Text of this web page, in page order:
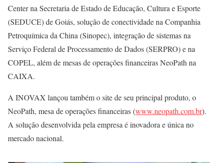
Center na Secretaria de Estado de Educação, Cultura e Esporte
(SEDUCE) de Goiás, solução de conectividade na Companhia
Petroquímica da China (Sinopec), integração de sistemas na
Serviço Federal de Processamento de Dados (SERPRO) e na
COPEL, além de mesas de operações financeiras NeoPath na
CAIXA.
A INOVAX lançou também o site de seu principal produto, o
NeoPath, mesa de operações financeiras (www.neopath.com.br).
A solução desenvolvida pela empresa é inovadora e única no
mercado nacional.